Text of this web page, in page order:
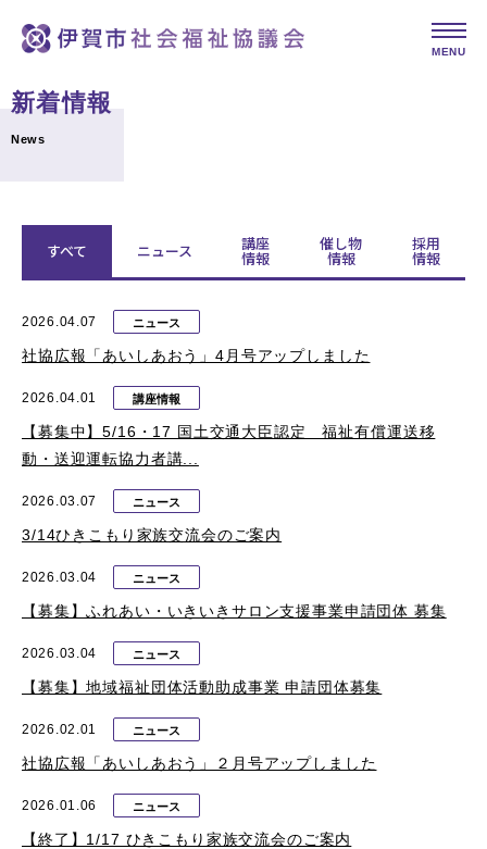
MENU
新着情報
News
すべて ニュース 講座
情報
催し物
情報
採用
情報
2026.04.07 ニュース
社協広報「あいしあおう」4月号アップしました
2026.04.01 講座情報
【募集中】5/16・17 国土交通大臣認定 福祉有償運送移
動・送迎運転協力者講...
2026.03.07 ニュース
3/14ひきこもり家族交流会のご案内
2026.03.04 ニュース
【募集】ふれあい・いきいきサロン支援事業申請団体 募集
2026.03.04 ニュース
【募集】地域福祉団体活動助成事業 申請団体募集
2026.02.01 ニュース
社協広報「あいしあおう」２月号アップしました
2026.01.06 ニュース
【終了】1/17 ひきこもり家族交流会のご案内